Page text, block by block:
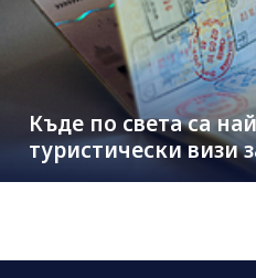
Къде по света са
туристически визи